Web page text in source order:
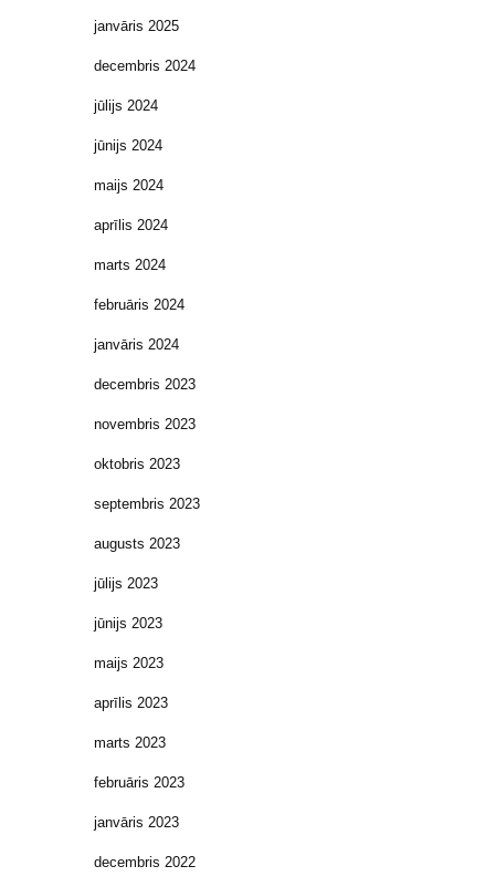
janvāris 2025
decembris 2024
jūlijs 2024
jūnijs 2024
maijs 2024
aprīlis 2024
marts 2024
februāris 2024
janvāris 2024
decembris 2023
novembris 2023
oktobris 2023
septembris 2023
augusts 2023
jūlijs 2023
jūnijs 2023
maijs 2023
aprīlis 2023
marts 2023
februāris 2023
janvāris 2023
decembris 2022